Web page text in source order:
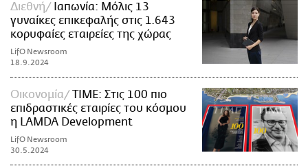
Διεθνή
Ιαπωνία: Μόλις 13
γυναίκες επικεφαλής στις 1.643
κορυφαίες εταιρείες της χώρας
LifO Newsroom
18.9.2024
Οικονομία
TIME: Στις 100 πιο
επιδραστικές εταιρίες του κόσμου
η LAMDA Development
LifO Newsroom
30.5.2024